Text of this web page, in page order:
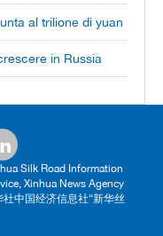
al trilione di yuan
in Russia
Silk Road Information
Xinhua News Agency
中国经济信息社“新华丝